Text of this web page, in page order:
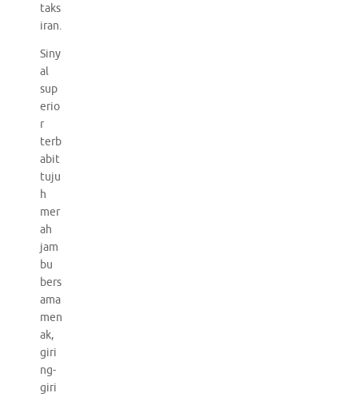
taks
iran.
Siny
al
sup
erio
r
terb
abit
tuju
h
mer
ah
jam
bu
bers
ama
men
ak,
giri
ng-
giri